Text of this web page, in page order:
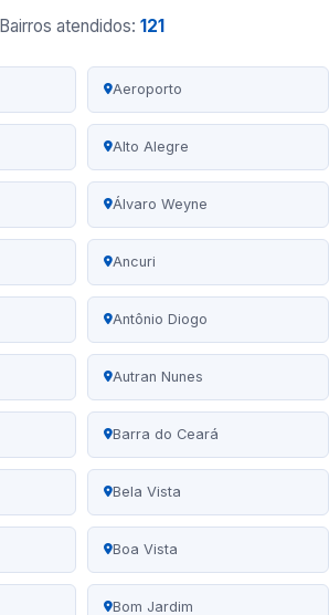
Bairros atendidos: 121
Aeroporto
Alto Alegre
Álvaro Weyne
Ancuri
Antônio Diogo
Autran Nunes
Barra do Ceará
Bela Vista
Boa Vista
Bom Jardim